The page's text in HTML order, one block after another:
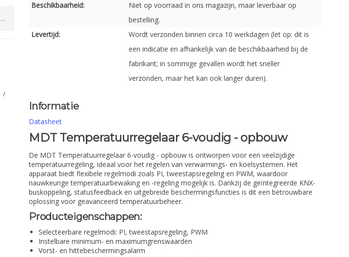
/
Beschikbaarheid:
Niet op voorraad in ons magazijn, maar leverbaar op
bestelling.
Levertijd:
Wordt verzonden binnen circa 10 werkdagen (let op: dit is
een indicatie en afhankelijk van de beschikbaarheid bij de
fabrikant; in sommige gevallen wordt het sneller
verzonden, maar het kan ook langer duren).
Informatie
Datasheet
MDT Temperatuurregelaar 6-voudig - opbouw
De MDT Temperatuurregelaar 6-voudig - opbouw is ontworpen voor een veelzijdige
temperatuurregeling, ideaal voor het regelen van verwarmings- en koelsystemen. Het
apparaat biedt flexibele regelmodi zoals PI, tweestapsregeling en PWM, waardoor
nauwkeurige temperatuurbewaking en -regeling mogelijk is. Dankzij de geïntegreerde KNX-
buskoppeling, statusfeedback en uitgebreide beschermingsfuncties is dit een betrouwbare
oplossing voor geavanceerd temperatuurbeheer.
Producteigenschappen:
Selecteerbare regelmodi: PI, tweestapsregeling, PWM
Instelbare minimum- en maximumgrenswaarden
Vorst- en hittebeschermingsalarm